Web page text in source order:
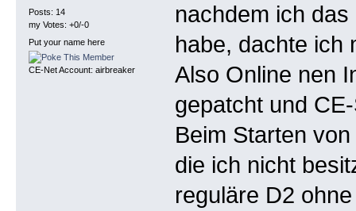
Posts: 14
my Votes: +0/-0
Put your name here
CE-Net Account: airbreaker
nachdem ich
habe, dachte ich
Also Online nen
gepatcht und
Beim Starten
die ich nicht
reguläre D2